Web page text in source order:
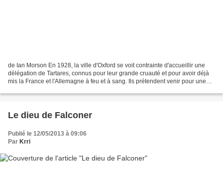
de Ian Morson En 1928, la ville d'Oxford se voit contrainte d'accueillir une
délégation de Tartares, connus pour leur grande cruauté et pour avoir déjà
mis la France et l'Allemagne à feu et à sang. Ils prétendent venir pour une
Le dieu de Falconer
Publié le 12/05/2013 à 09:06
Par Krri